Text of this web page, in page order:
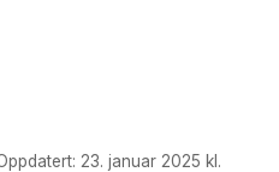
23. januar 2025 kl.